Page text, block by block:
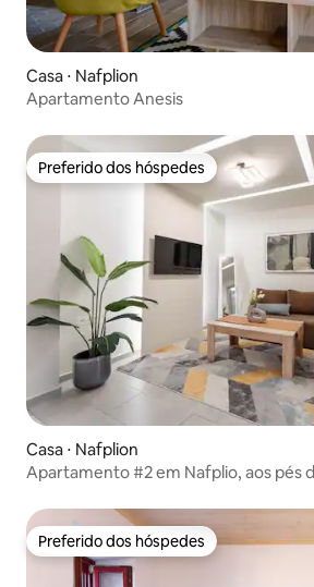
Casa ⋅ Nafplion
Apartamento Anesis
Preferido dos hóspedes
Preferido dos hóspedes
Casa ⋅ Nafplion
Apartamento #2 em Nafplio, aos pés
Preferido dos hóspedes
Preferido dos hóspedes